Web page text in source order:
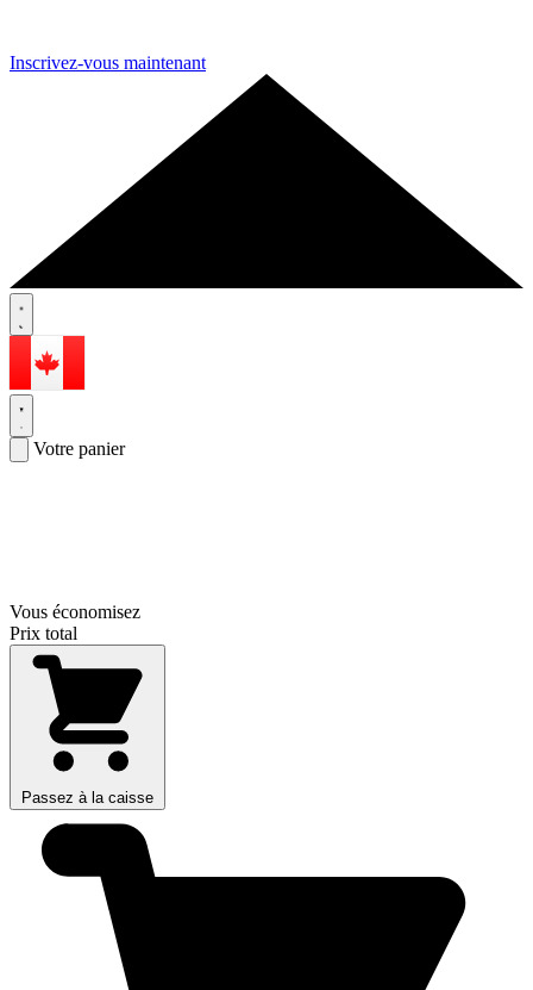
Inscrivez-vous maintenant
Votre panier
Vous économisez
Prix total
Passez à la caisse